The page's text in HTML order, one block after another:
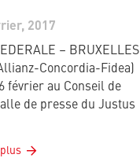
2017
– BRUXELLES
Concordia-Fidea)
février au Conseil de
de presse du Justus